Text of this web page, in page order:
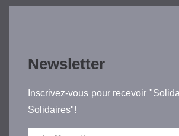
Newsletter
Inscrivez-vous pour recevoir
Solidaires"!